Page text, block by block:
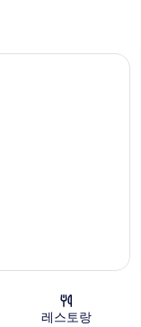
레스토랑